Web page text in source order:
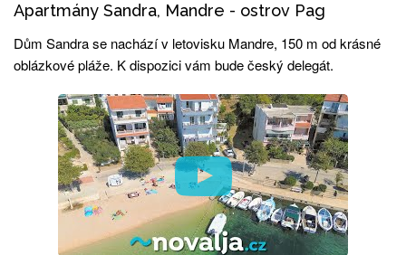
Apartmány Sandra, Mandre - ostrov Pag
Dům Sandra se nachází v letovisku Mandre, 150 m od krásné
oblázkové pláže. K dispozici vám bude český delegát.